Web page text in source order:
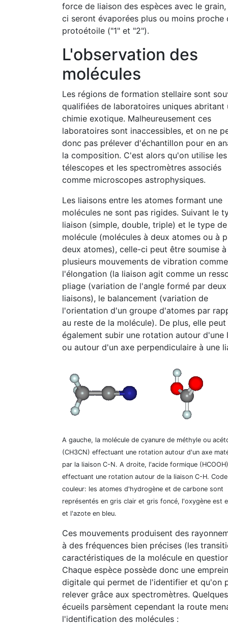
force de liaison des espèces avec le
ci seront évaporées plus ou moins proche
protoétoile ("1" et "2").
L'observation des
molécules
Les régions de formation stellaire sont
qualifiées de laboratoires uniques abritant
chimie exotique. Malheureusement ces
laboratoires sont inaccessibles, et on ne
donc pas prélever d'échantillon pour en
la composition. C'est alors qu'on utilise les
télescopes et les spectromètres associés
comme microscopes astrophysiques.
Les liaisons entre les atomes formant une
molécules ne sont pas rigides. Suivant le
liaison (simple, double, triple) et le type de
molécule (molécules à deux atomes ou à
deux atomes), celle-ci peut être soumise
plusieurs mouvements de vibration comme
l'élongation (la liaison agit comme un
pliage (variation de l'angle formé par deux
liaisons), le balancement (variation de
l'orientation d'un groupe d'atomes par
au reste de la molécule). De plus, elle peut
également subir une rotation autour d'une
ou autour d'un axe perpendiculaire à une
A gauche, la molécule de cyanure de méthyle ou
(CH3CN) effectuant une rotation autour d'un axe
par la liaison C-N. A droite, l'acide formique (HCOOH)
effectuant une rotation autour de la liaison C-H. Code
couleur: les atomes d'hydrogène et de carbone sont
représentés en gris clair et gris foncé, l'oxygène est
et l'azote en bleu.
Ces mouvements produisent des
à des fréquences bien précises (les
caractéristiques de la molécule en
Chaque espèce possède donc une
digitale qui permet de l'identifier et qu'on
relever grâce aux spectromètres. Quelques
écueils parsèment cependant la route
l'identification des molécules :